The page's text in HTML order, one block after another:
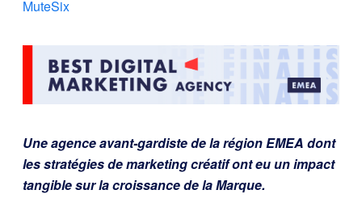
MuteSix
Une agence avant-gardiste de la région EMEA dont
les stratégies de marketing créatif ont eu un impact
tangible sur la croissance de la Marque.